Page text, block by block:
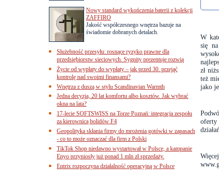
W
się
zł
też
jako
Nowy standard wykończenia baterii z kolekcji
ZAFFIRO
Jakość współczesnego wnętrza bazuje na
świadomie dobranych detalach.
Służebność przesyłu: rosnące ryzyko prawne dla
przedsiębiorstw sieciowych. Sygnity prezentuje rozwią
Życie od wypłaty do wypłaty – jak przed 30. przejąć
kontrolę nad swoimi finansami?
Wnętrza z duszą w stylu Scandinavian Warmth
Jedna decyzja, 20 lat komfortu albo kosztów. Jak wybrać
okna na lata?
17-lecie SOFTSWISS na Torze Poznań: integracja zespołu
za kierownicą bolidów F4
Geopolityka skłania firmy do mrożenia gotówki w zapasach
- co to może oznaczać dla firm z Polski
TikTok Shop niedawno wystartował w Polsce, a kampanie
Enyo przyniosły już ponad 1 mln zł sprzedaży.
Entrix rozpoczyna działalność operacyjną w Polsce